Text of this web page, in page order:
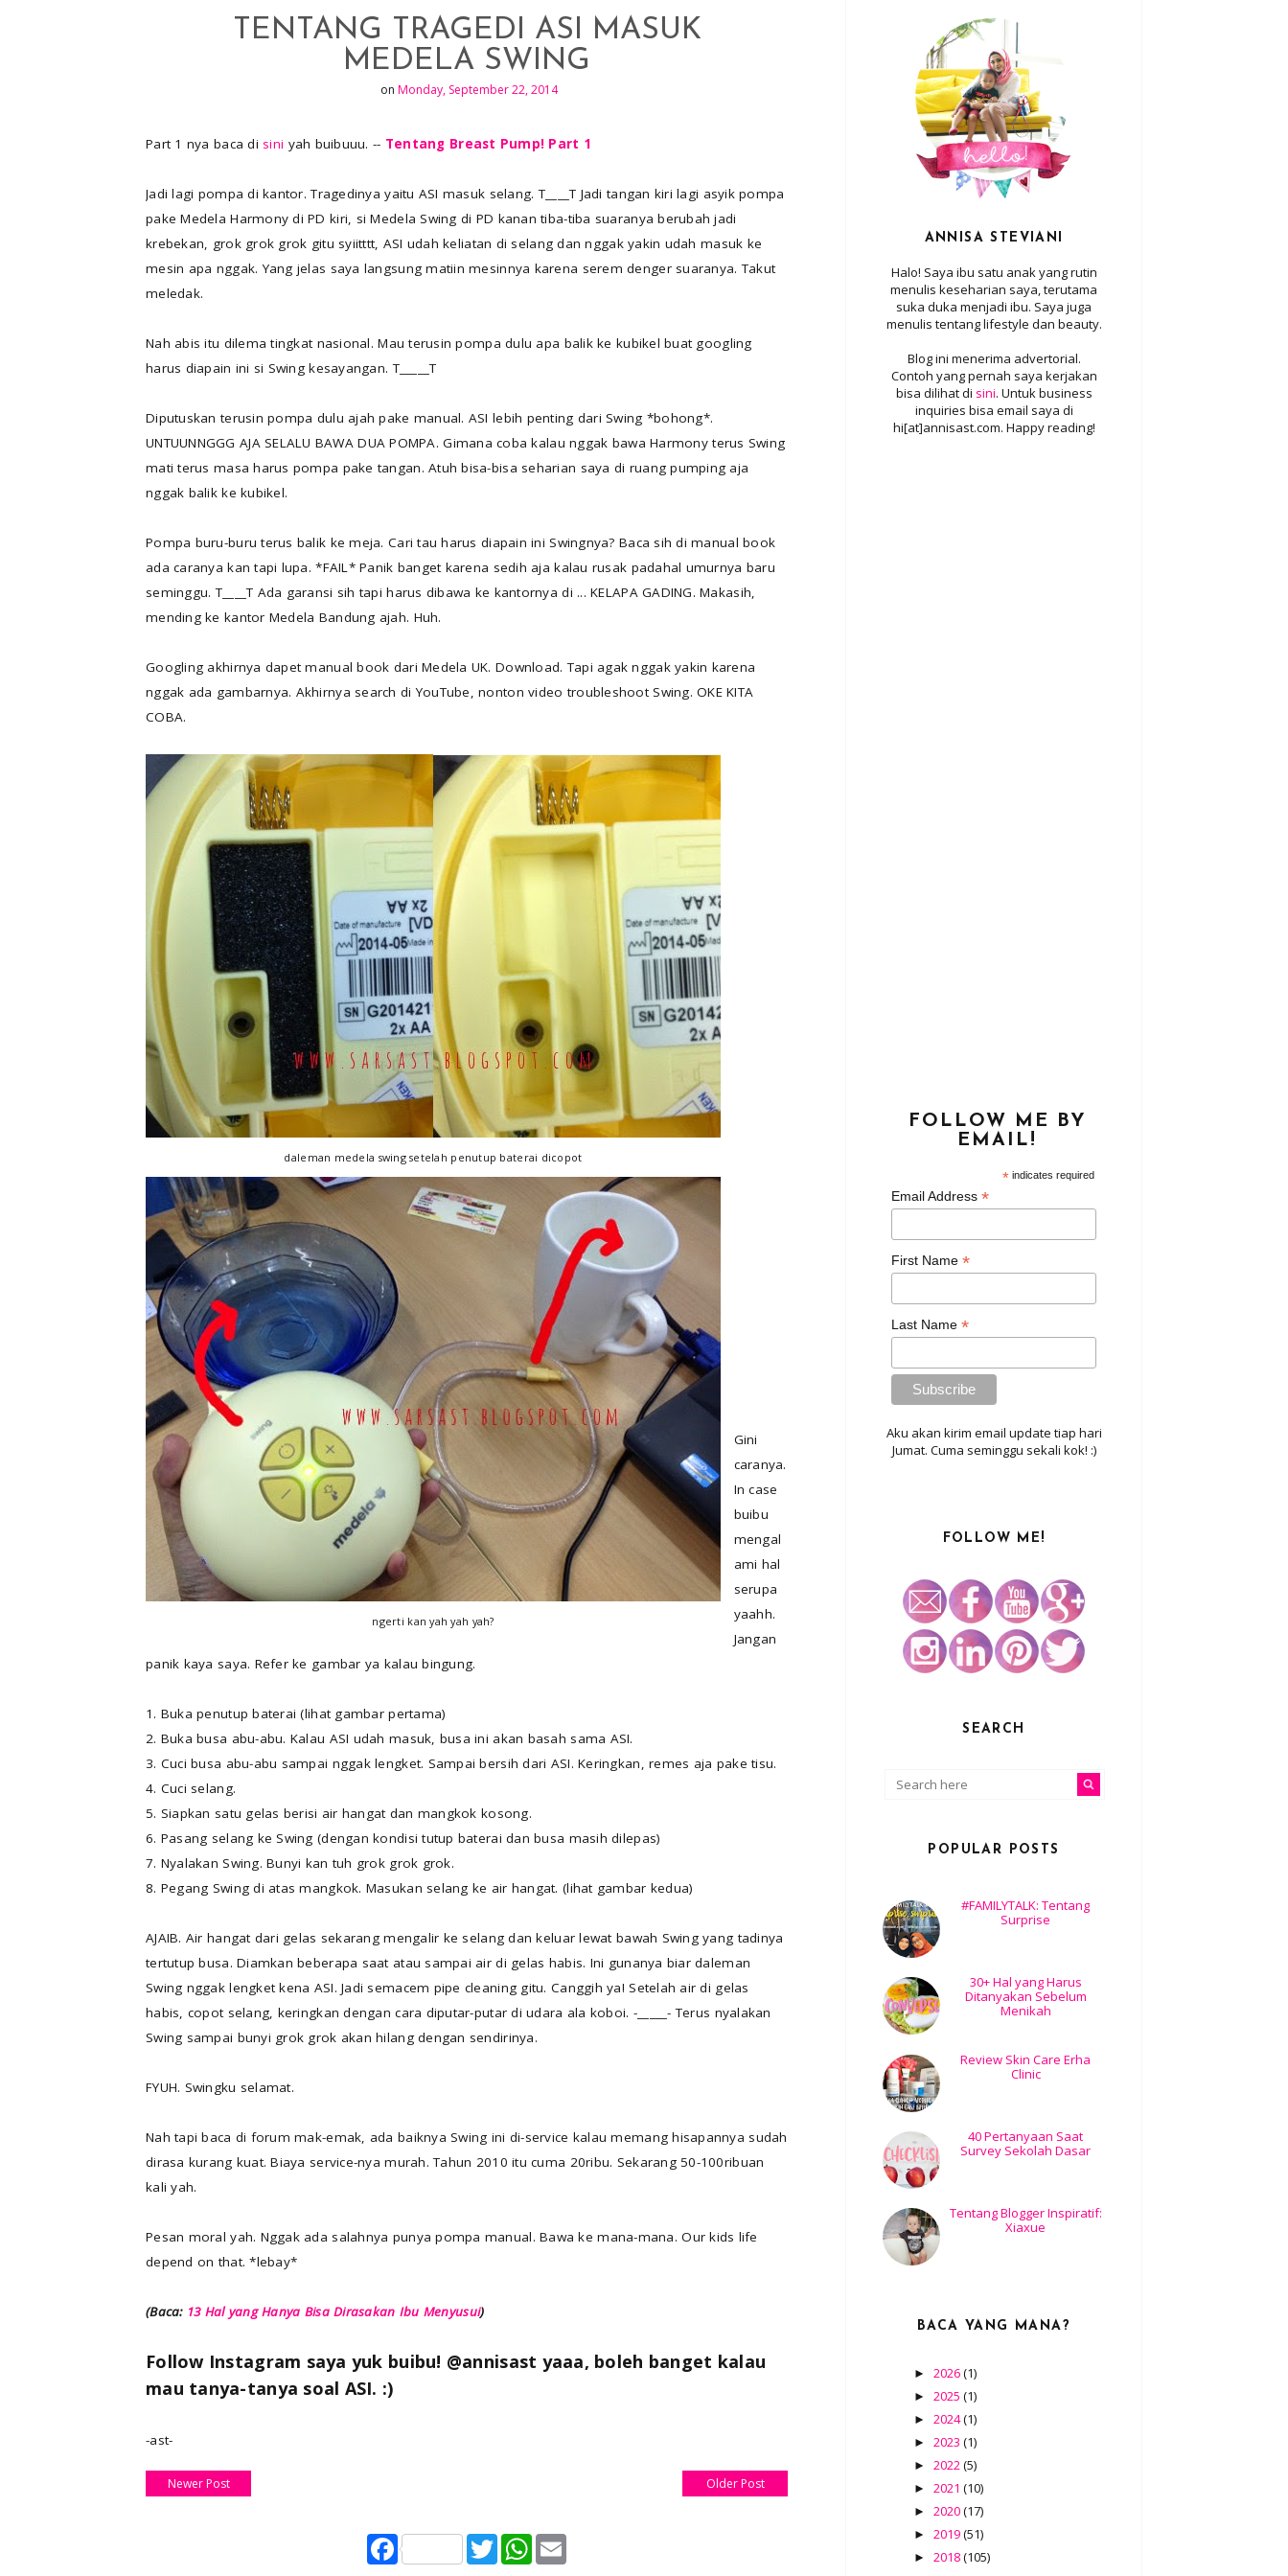
TENTANG TRAGEDI ASI MASUK
MEDELA SWING
on Monday, September 22, 2014
Part 1 nya baca di sini yah buibuuu. -- Tentang Breast Pump! Part 1
Jadi lagi pompa di kantor. Tragedinya yaitu ASI masuk selang. T____T Jadi tangan kiri lagi asyik pompa
pake Medela Harmony di PD kiri, si Medela Swing di PD kanan tiba-tiba suaranya berubah jadi
krebekan, grok grok grok gitu syiitttt, ASI udah keliatan di selang dan nggak yakin udah masuk ke
mesin apa nggak. Yang jelas saya langsung matiin mesinnya karena serem denger suaranya. Takut
meledak.
Nah abis itu dilema tingkat nasional. Mau terusin pompa dulu apa balik ke kubikel buat googling
harus diapain ini si Swing kesayangan. T_____T
Diputuskan terusin pompa dulu ajah pake manual. ASI lebih penting dari Swing *bohong*.
UNTUUNNGGG AJA SELALU BAWA DUA POMPA. Gimana coba kalau nggak bawa Harmony terus Swing
mati terus masa harus pompa pake tangan. Atuh bisa-bisa seharian saya di ruang pumping aja
nggak balik ke kubikel.
Pompa buru-buru terus balik ke meja. Cari tau harus diapain ini Swingnya? Baca sih di manual book
ada caranya kan tapi lupa. *FAIL* Panik banget karena sedih aja kalau rusak padahal umurnya baru
seminggu. T____T Ada garansi sih tapi harus dibawa ke kantornya di ... KELAPA GADING. Makasih,
mending ke kantor Medela Bandung ajah. Huh.
Googling akhirnya dapet manual book dari Medela UK. Download. Tapi agak nggak yakin karena
nggak ada gambarnya. Akhirnya search di YouTube, nonton video troubleshoot Swing. OKE KITA
COBA.
daleman medela swing setelah penutup baterai dicopot
ngerti kan yah yah yah?
Gini
caranya.
In case
buibu
mengal
ami hal
serupa
yaahh.
Jangan
panik kaya saya. Refer ke gambar ya kalau bingung.
1. Buka penutup baterai (lihat gambar pertama)
2. Buka busa abu-abu. Kalau ASI udah masuk, busa ini akan basah sama ASI.
3. Cuci busa abu-abu sampai nggak lengket. Sampai bersih dari ASI. Keringkan, remes aja pake tisu.
4. Cuci selang.
5. Siapkan satu gelas berisi air hangat dan mangkok kosong.
6. Pasang selang ke Swing (dengan kondisi tutup baterai dan busa masih dilepas)
7. Nyalakan Swing. Bunyi kan tuh grok grok grok.
8. Pegang Swing di atas mangkok. Masukan selang ke air hangat. (lihat gambar kedua)
AJAIB. Air hangat dari gelas sekarang mengalir ke selang dan keluar lewat bawah Swing yang tadinya
tertutup busa. Diamkan beberapa saat atau sampai air di gelas habis. Ini gunanya biar daleman
Swing nggak lengket kena ASI. Jadi semacem pipe cleaning gitu. Canggih ya! Setelah air di gelas
habis, copot selang, keringkan dengan cara diputar-putar di udara ala koboi. -_____- Terus nyalakan
Swing sampai bunyi grok grok akan hilang dengan sendirinya.
FYUH. Swingku selamat.
Nah tapi baca di forum mak-emak, ada baiknya Swing ini di-service kalau memang hisapannya sudah
dirasa kurang kuat. Biaya service-nya murah. Tahun 2010 itu cuma 20ribu. Sekarang 50-100ribuan
kali yah.
Pesan moral yah. Nggak ada salahnya punya pompa manual. Bawa ke mana-mana. Our kids life
depend on that. *lebay*
(Baca: 13 Hal yang Hanya Bisa Dirasakan Ibu Menyusui)
Follow Instagram saya yuk buibu! @annisast yaaa, boleh banget kalau
mau tanya-tanya soal ASI. :)
-ast-
Newer Post Older Post
F
T
w
W
ANNISA STEVIANI
Halo! Saya ibu satu anak yang rutin
menulis keseharian saya, terutama
suka duka menjadi ibu. Saya juga
menulis tentang lifestyle dan beauty.
Blog ini menerima advertorial.
Contoh yang pernah saya kerjakan
bisa dilihat di sini. Untuk business
inquiries bisa email saya di
hi[at]annisast.com. Happy reading!
FOLLOW ME BY
EMAIL!
* indicates required
Email Address *
First Name *
Last Name *
Aku akan kirim email update tiap hari
Jumat. Cuma seminggu sekali kok! :)
FOLLOW ME!
SEARCH
POPULAR POSTS
#FAMILYTALK: Tentang
Surprise
30+ Hal yang Harus
Ditanyakan Sebelum
Menikah
Review Skin Care Erha
Clinic
40 Pertanyaan Saat
Survey Sekolah Dasar
Tentang Blogger Inspiratif:
Xiaxue
BACA YANG MANA?
►2026(1)
►2025(1)
►2024(1)
►2023(1)
►2022(5)
►2021(10)
►2020(17)
►2019(51)
►2018(105)